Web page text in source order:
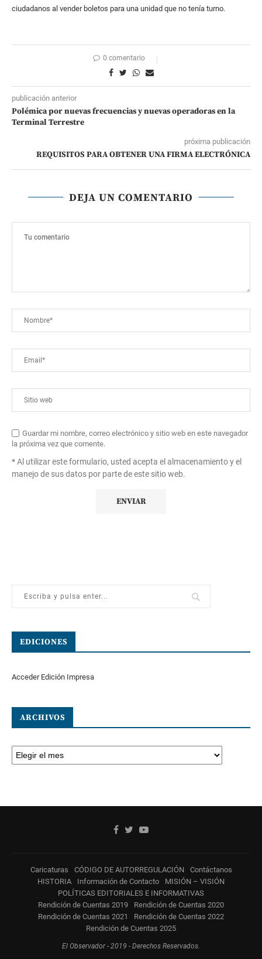
ciudadanos al vender boletos para una unidad que no tenía turno.
0 comentario
publicación anterior
Polémica por nuevas frecuencias y nuevas operadoras en la
Terminal Terrestre
próxima publicación
REQUISITOS PARA OBTENER UNA FIRMA ELECTRÓNICA
DEJA UN COMENTARIO
Guardar mi nombre, correo electrónico y sitio web en este navegador
la próxima vez que comente.
* Al utilizar este formulario, usted acepta el almacenamiento y el
manejo de sus datos por parte de este sitio web.
EDICIONES
Acceder Edición Impresa
ARCHIVOS
Caricaturas CÓDIGO DE AUTORREGULACIÓN
Contáctanos
HISTORIA
Información de Contacto
MISIÓN – VISIÓN
POLÍTICAS EDITORIALES E INFORMATIVAS
Rendición de Cuentas 2019
Rendición de Cuentas 2020
Rendición de Cuentas 2021
Rendición de Cuentas 2022
Rendición de Cuentas 2025
El Observador - 2019 - Derechos Reservados.